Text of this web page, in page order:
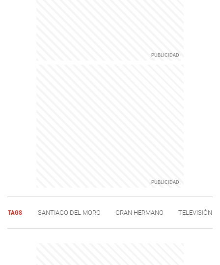
TAGS SANTIAGO DEL MORO GRAN HERMANO TELEVISIÓN